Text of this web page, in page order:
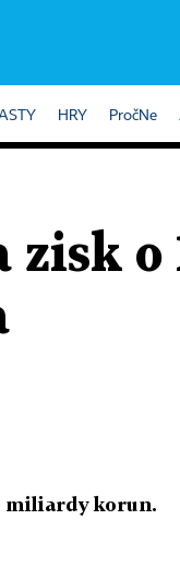
HRY PročNe
o
miliardy korun.